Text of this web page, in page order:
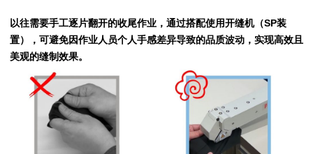
以往需要手工逐片翻开的收尾作业，通过搭配使用开缝机（SP装
置），可避免因作业人员个人手感差异导致的品质波动，实现高效且
美观的缝制效果。